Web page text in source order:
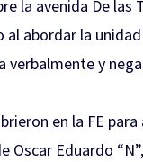
la avenida De las
al abordar la
y
en la FE
Eduardo